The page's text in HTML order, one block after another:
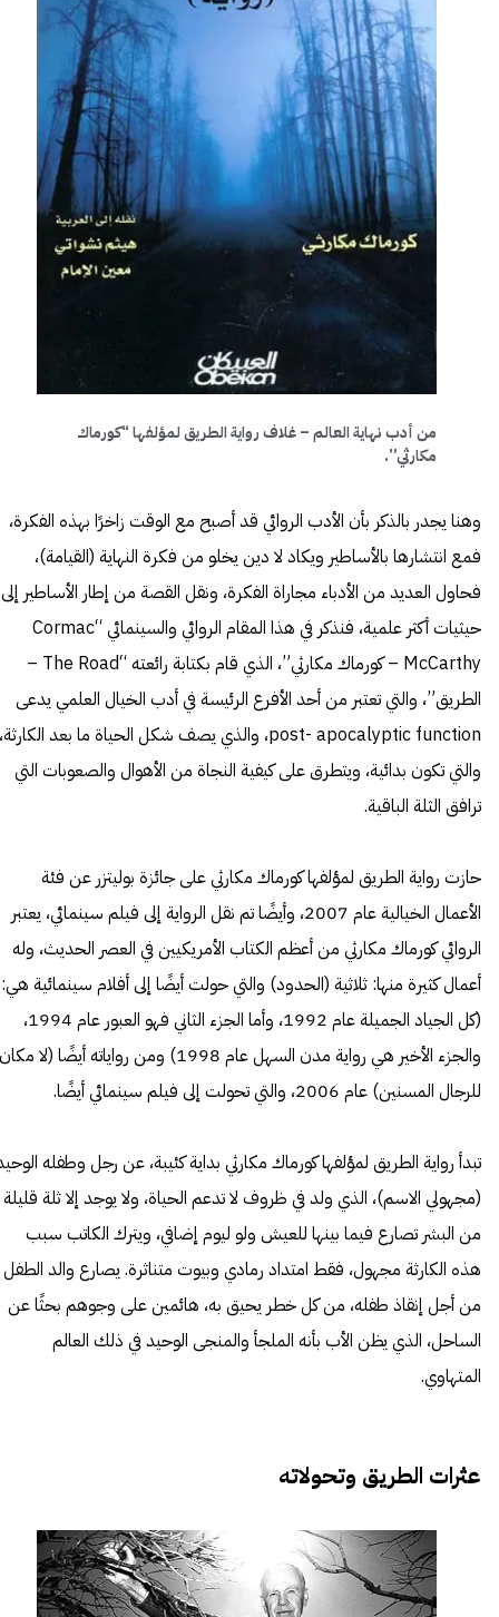
من أدب نهاية العالم – غلاف رواية الطريق لمؤلفها “كورماك
مكارثي”.
وهنا يجدر بالذكر بأن الأدب الروائي قد أصبح مع الوقت زاخرًا بهذه الفكرة،
فمع انتشارها بالأساطير ويكاد لا دين يخلو من فكرة النهاية (القيامة)،
فحاول العديد من الأدباء مجاراة الفكرة، ونقل القصة من إطار الأساطير إلى
حيثيات أكثر علمية، فنذكر في هذا المقام الروائي والسينمائي “Cormac
McCarthy – كورماك مكارثي”، الذي قام بكتابة رائعته “
The Road
–
الطريق”، والتي تعتبر من أحد الأفرع الرئيسة في أدب الخيال العلمي يدعى
post- apocalyptic function، والذي يصف شكل الحياة ما بعد الكارثة،
والتي تكون بدائية، ويتطرق على كيفية النجاة من الأهوال والصعوبات التي
ترافق الثلة الباقية.
حازت رواية الطريق لمؤلفها كورماك مكارثيعلى جائزة بوليتزر عن فئة
الأعمال الخيالية عام 2007، وأيضًا تم نقل الرواية إلى فيلم سينمائي، يعتبر
الروائي كورماك مكارثي من أعظم الكتاب الأمريكيين في العصر الحديث، وله
أعمال كثيرة منها: ثلاثية (الحدود) والتي حولت أيضًا إلى أفلام سينمائية هي:
(كل الجياد الجميلة عام 1992، وأما الجزء الثاني فهو العبور عام 1994،
والجزء الأخير هي رواية مدن السهل عام 1998) ومن رواياته أيضًا (لا مكان
للرجال المسنين) عام 2006، والتي تحولت إلى فيلم سينمائي أيضًا.
تبدأ رواية الطريق لمؤلفها كورماك مكارثي بداية كئيبة، عن رجل وطفله
(مجهولي الاسم)، الذي ولد في ظروف لا تدعم الحياة، ولا يوجد إلا ثلة قليلة
من البشر تصارع فيما بينها للعيش ولو ليوم إضافي، ويترك الكاتب سبب
هذه الكارثة مجهول، فقط امتداد رمادي وبيوت متناثرة. يصارع والد الطفل
من أجل إنقاذ طفله، من كل خطر يحيق به، هائمين على وجوهم بحثًا عن
الساحل، الذي يظن الأب بأنه الملجأ والمنجى الوحيد في ذلك العالم
المتهاوي.
عثرات الطريق وتحولاته